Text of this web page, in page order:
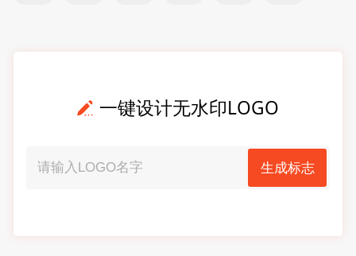
一键设计无水印LOGO
生成标志